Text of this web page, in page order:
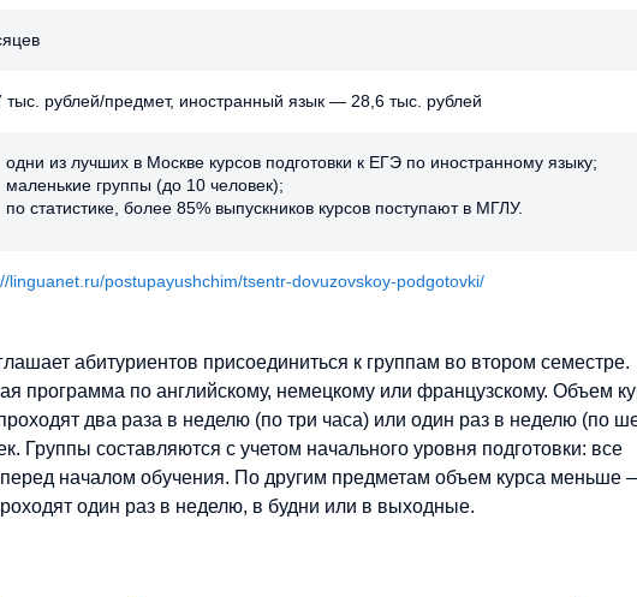
тыс. рублей/предмет, иностранный язык — 28,6 тыс. рублей
одни из лучших в Москве курсов подготовки к ЕГЭ по иностранному языку;
маленькие группы (до 10 человек);
по статистике, более 85% выпускников курсов поступают в МГЛУ.
linguanet.ru/postupayushchim/tsentr-dovuzovskoy-podgotovki/
абитуриентов присоединиться к группам во втором семестре.
программа по английскому, немецкому или французскому. Объем
два раза в неделю (по три часа) или один раз в неделю (по
Группы составляются с учетом начального уровня подготовки: все
началом обучения. По другим предметам объем курса меньше
один раз в неделю, в будни или в выходные.